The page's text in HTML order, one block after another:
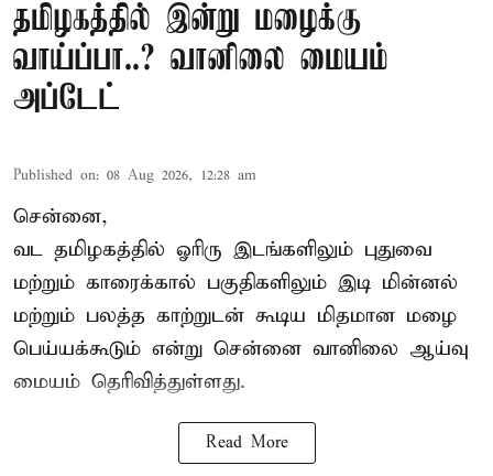
தமிழகத்தில் இன்று மழைக்கு
வாய்ப்பா..? வானிலை மையம்
அப்டேட்
Published on: 08 Aug 2026, 12:28 am
சென்னை,
வட தமிழகத்தில் ஓரிரு இடங்களிலும் புதுவை
மற்றும் காரைக்கால் பகுதிகளிலும் இடி மின்னல்
மற்றும் பலத்த காற்றுடன் கூடிய மிதமான மழை
பெய்யக்கூடும் என்று சென்னை வானிலை ஆய்வு
மையம் தெரிவித்துள்ளது.
Read More